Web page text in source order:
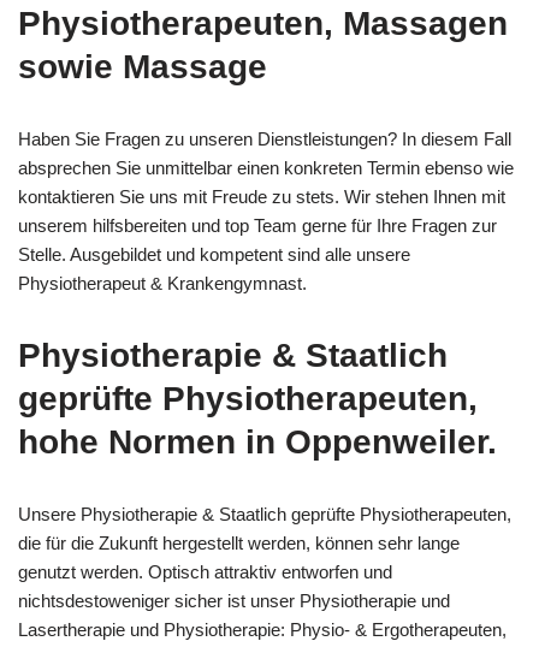
Physiotherapeuten, Massagen
sowie Massage
Haben Sie Fragen zu unseren Dienstleistungen? In diesem Fall
absprechen Sie unmittelbar einen konkreten Termin ebenso wie
kontaktieren Sie uns mit Freude zu stets. Wir stehen Ihnen mit
unserem hilfsbereiten und top Team gerne für Ihre Fragen zur
Stelle. Ausgebildet und kompetent sind alle unsere
Physiotherapeut & Krankengymnast.
Physiotherapie & Staatlich
geprüfte Physiotherapeuten,
hohe Normen in Oppenweiler.
Unsere Physiotherapie & Staatlich geprüfte Physiotherapeuten,
die für die Zukunft hergestellt werden, können sehr lange
genutzt werden. Optisch attraktiv entworfen und
nichtsdestoweniger sicher ist unser Physiotherapie und
Lasertherapie und Physiotherapie: Physio- & Ergotherapeuten,